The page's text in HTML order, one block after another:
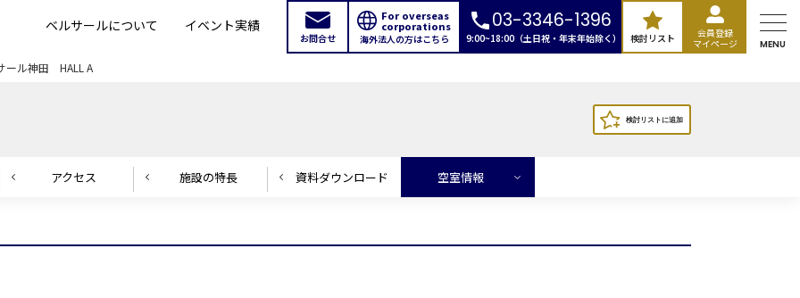
ベルサールについて イベント実績
お問合せ
For overseas
corporations
海外法人の方はこちら
03-3346-1396
9:00~18:00（土日祝・年末年始除く） 検討リスト
会員登録
マイページ
MENU
ール神田 HALL A
アクセス 施設の特長 資料ダウンロード 空室情報